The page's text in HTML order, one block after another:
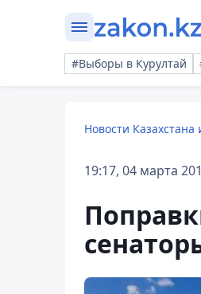
#Выборы в Курултай
Новости
19:17, 04 марта